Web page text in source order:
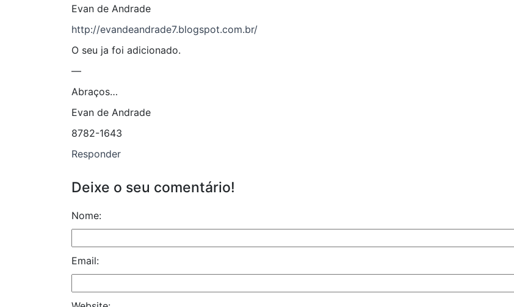
Evan de Andrade
http://evandeandrade7.blogspot.com.br/
O seu ja foi adicionado.
—
Abraços…
Evan de Andrade
8782-1643
Responder
Deixe o seu comentário!
Nome:
Email: